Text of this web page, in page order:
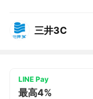
三井3C
LINE Pay
最高4%